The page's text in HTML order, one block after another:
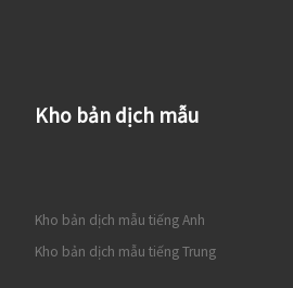
Kho bản dịch mẫu
Kho bản dịch mẫu tiếng Anh
Kho bản dịch mẫu tiếng Trung